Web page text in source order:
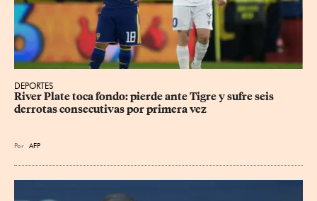
DEPORTES
River Plate toca fondo: pierde ante Tigre y sufre seis
derrotas consecutivas por primera vez
Por AFP